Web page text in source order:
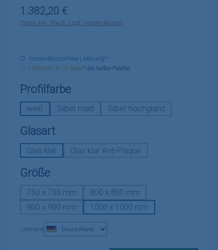
Regulärer Preis:
1.382,20 €
Preise inkl. MwSt. zzgl. Versandkosten
Versandkostenfreie Lieferung!*
Lieferzeit: 8-14 Tage** als halbe-Palette
Profilfarbeauswählen
weiß Silber matt Silber hochglanz
Glasartauswählen
Glas klar Glas klar Anti-Plaque
Größeauswählen
750 x 750 mm
800 x 800 mm
900 x 900 mm
1000 x 1000 mm
Lieferland